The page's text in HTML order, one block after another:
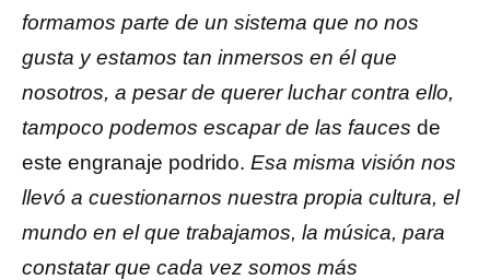
formamos parte de un sistema que no nos
gusta y estamos tan inmersos en él que
nosotros, a pesar de querer luchar contra ello,
tampoco podemos escapar de las fauces de
este engranaje podrido. Esa misma visión nos
llevó a cuestionarnos nuestra propia cultura, el
mundo en el que trabajamos, la música, para
constatar que cada vez somos más